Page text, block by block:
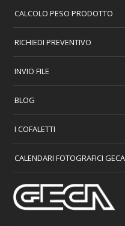
CALCOLO PESO PRODOTTO
RICHIEDI PREVENTIVO
INVIO FILE
BLOG
I COFALETTI
CALENDARI FOTOGRAFICI GECA